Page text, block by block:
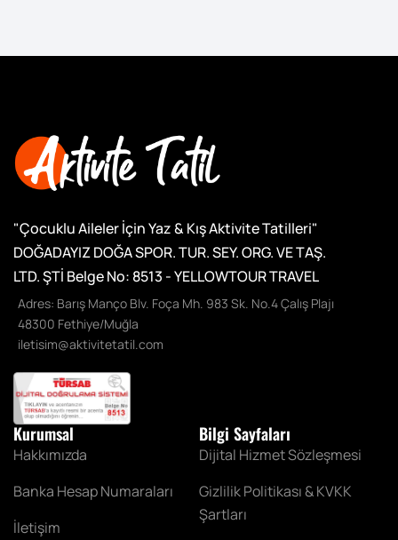
"Çocuklu Aileler İçin Yaz & Kış Aktivite Tatilleri"
DOĞADAYIZ DOĞA SPOR. TUR. SEY. ORG. VE TAŞ.
LTD. ŞTİ Belge No: 8513 - YELLOWTOUR TRAVEL
Adres: Barış Manço Blv. Foça Mh. 983 Sk. No.4 Çalış Plajı
48300 Fethiye/Muğla
iletisim@aktivitetatil.com
Kurumsal
Hakkımızda
Banka Hesap Numaraları
İletişim
Bilgi Sayfaları
Dijital Hizmet Sözleşmesi
Gizlilik Politikası & KVKK
Şartları